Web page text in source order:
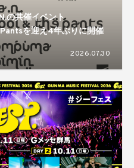
の共催イベント
を迎え4年ぶりに開催
2026.07.30